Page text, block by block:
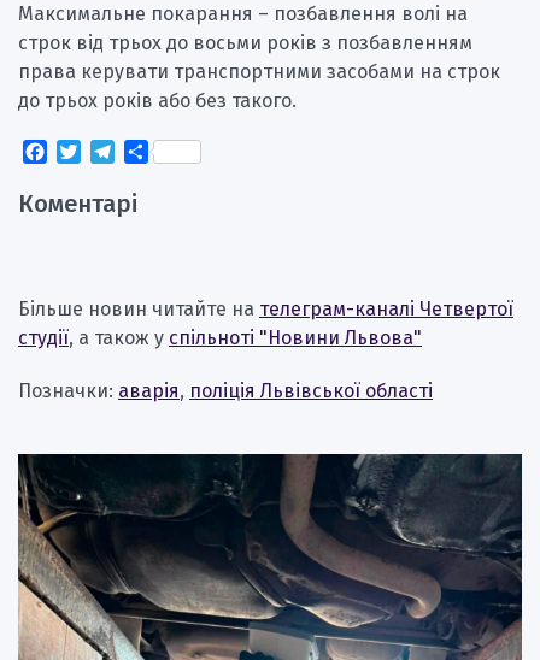
Максимальне покарання – позбавлення волі на
строк від трьох до восьми років з позбавленням
права керувати транспортними засобами на строк
до трьох років або без такого.
Facebook
TwitterTelegram
Поділитися
Коментарі
Більше новин читайте на телеграм-каналі Четвертої
студії, а також у спільноті "Новини Львова"
Позначки: аварія, поліція Львівської області